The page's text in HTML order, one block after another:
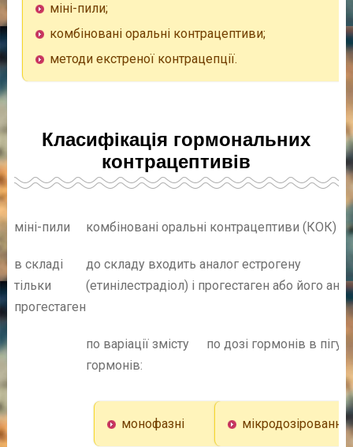
міні-пили;
комбіновані оральні контрацептиви;
методи екстреної контрацепції.
Класифікація гормональних
контрацептивів
міні-пили комбіновані оральні контрацептиви (КОК)
в складі
тільки
прогестаген
до складу входить аналог естрогену
(етинілестрадіол) і прогестаген або його
по варіації змісту
гормонів:
по дозі гормонів в
монофазні